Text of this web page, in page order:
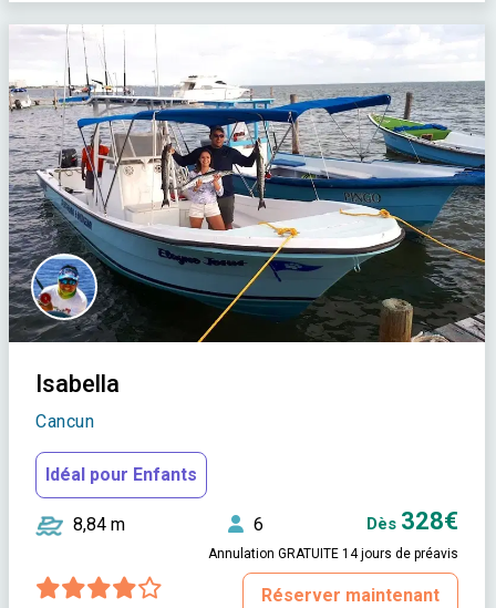
Isabella
Cancun
Idéal pour Enfants
8,84 m 6 Dès 328€
Annulation GRATUITE 14 jours de préavis
Réserver maintenant